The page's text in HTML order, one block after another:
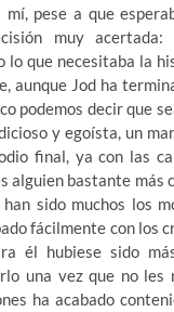
pese a que
muy
lo que necesitaba la
aunque Jod ha
podemos decir que
y egoísta, un
final, ya con las
alguien bastante más
sido muchos los
fácilmente con los
él hubiese sido
una vez que no les
ha acabado